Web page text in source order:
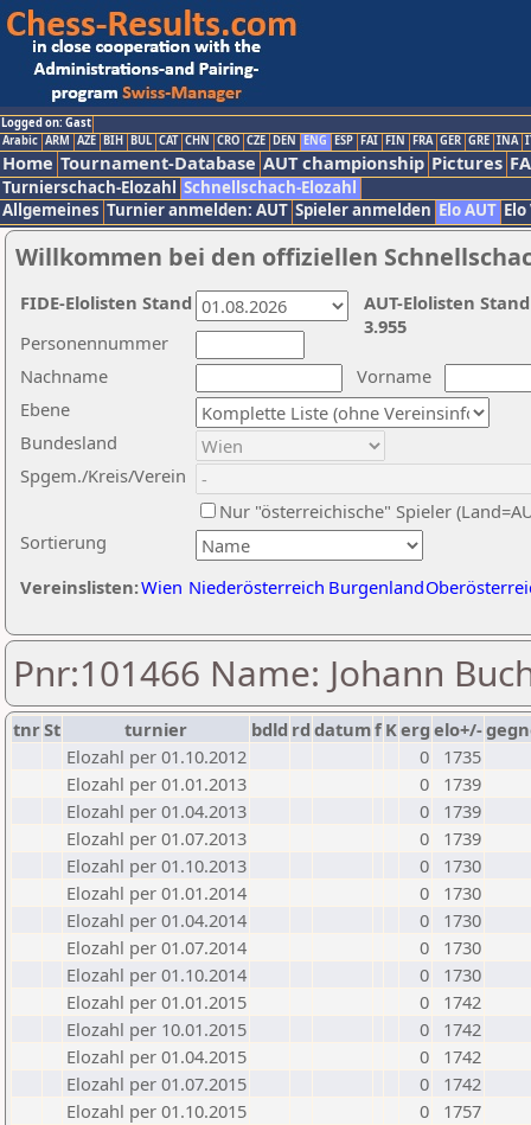
Logged on: Gast
Arabic ARM AZE BIH BUL CAT CHN CRO CZE DEN ENG ESP FAI FIN FRA GER GRE INA
Home Tournament-Database AUT championship Pictures
Turnierschach-Elozahl Schnellschach-Elozahl
Allgemeines Turnier anmelden: AUT Spieler anmelden Elo AUT
Willkommen bei den offiziellen
Nachname
Vorname
Ebene
Sortierung
Personennummer
Bundesland
Spgem./Kreis/Verein
Nur "österreichische" Spieler
Vereinslisten:Wien Niederösterreich Burgenland
AUT-Elolisten
3.955
FIDE-Elolisten Stand
Pnr:101466 Name: Johann
tnrSt turnier bdld rd datumf Kerg elo+/-
Elozahl per 01.10.2012
0
1735
Elozahl per 01.01.2013
0
1739
Elozahl per 01.04.2013
0
1739
Elozahl per 01.07.2013
0
1739
Elozahl per 01.10.2013
0
1730
Elozahl per 01.01.2014
0
1730
Elozahl per 01.04.2014
0
1730
Elozahl per 01.07.2014
0
1730
Elozahl per 01.10.2014
0
1730
Elozahl per 01.01.2015
0
1742
Elozahl per 10.01.2015
0
1742
Elozahl per 01.04.2015
0
1742
Elozahl per 01.07.2015
0
1742
Elozahl per 01.10.2015
0
1757